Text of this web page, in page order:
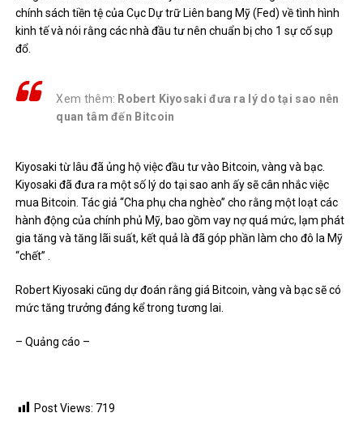
chính sách tiền tệ của Cục Dự trữ Liên bang Mỹ (Fed) về tình hình
kinh tế và nói rằng các nhà đầu tư nên chuẩn bị cho 1 sự cố sụp
đổ.
Xem thêm: Robert Kiyosaki đưa ra lý do tại sao nên
quan tâm đến Bitcoin
Kiyosaki từ lâu đã ủng hộ việc đầu tư vào Bitcoin, vàng và bạc.
Kiyosaki đã đưa ra một số lý do tại sao anh ấy sẽ cân nhắc việc
mua Bitcoin. Tác giả “Cha phụ cha nghèo” cho rằng một loạt các
hành động của chính phủ Mỹ, bao gồm vay nợ quá mức, lạm phát
gia tăng và tăng lãi suất, kết quả là đã góp phần làm cho đô la Mỹ
“chết” .
Robert Kiyosaki cũng dự đoán rằng giá Bitcoin, vàng và bạc sẽ có
mức tăng trưởng đáng kể trong tương lai.
– Quảng cáo –
Post Views: 719